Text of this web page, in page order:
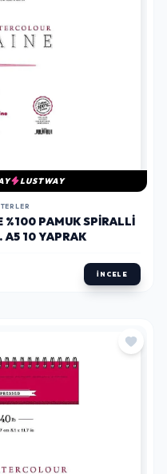
LUSTWAY
PAMUK SPIRALLI
A5 10 YAPRAK
İNCELE